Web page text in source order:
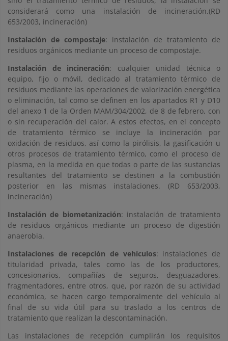
considerará como una instalación de incineración.(RD
653/2003, incineración)
Instalación de compostaje: instalación de tratamiento de
residuos orgánicos mediante un proceso de compostaje.
Instalación de incineración: cualquier unidad técnica o
equipo, fijo o móvil, dedicado al tratamiento térmico de
residuos mediante las operaciones de valorización energética
o eliminación, tal como se definen en los apartados R1 y D10
del anexo 1 de la Orden MAM/304/2002, de 8 de febrero, con
o sin recuperación del calor. A estos efectos, en el concepto
de tratamiento térmico se incluye la incineración por
oxidación de residuos, así como la pirólisis, la gasificación u
otros procesos de tratamiento térmico, como el proceso de
plasma, en la medida en que todas o parte de las sustancias
resultantes del tratamiento se destinen a la combustión
posterior en las mismas instalaciones. (RD 653/2003,
incineración)
Instalación de biometanización: instalación de tratamiento
de residuos orgánicos mediante un proceso de digestión
anaerobia.
Instalaciones de recepción de vehículos: instalaciones de
titularidad privada, tales como las de los productores,
concesionarios, compañías de seguros, desguazadores,
fragmentadores, entre otros, que, por razón de su actividad
económica, se hacen cargo temporalmente del vehículo al
final de su vida útil para su traslado a los centros de
tratamiento que realizan la descontaminación.
Las instalaciones de recepción cumplirán los requisitos